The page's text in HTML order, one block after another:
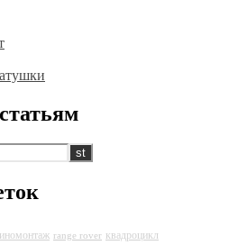
range rover квадроцикл